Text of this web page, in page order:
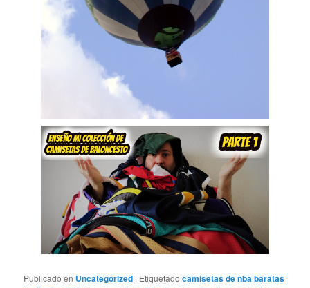
Publicado en Uncategorized | Etiquetado camisetas de nba baratas